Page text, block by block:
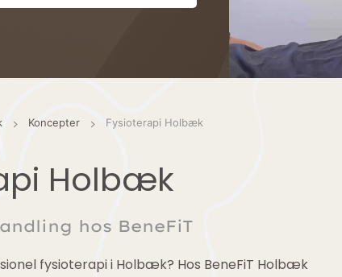
Koncepter Fysioterapi Holbæk
Holbæk
hos BeneFiT
fysioterapi i Holbæk? Hos BeneFiT Holbæk